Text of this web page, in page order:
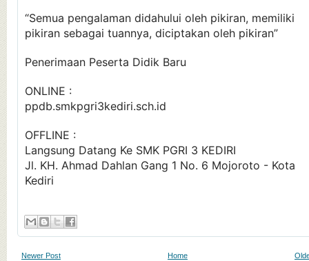
“Semua pengalaman didahului oleh pikiran, memiliki
pikiran sebagai tuannya, diciptakan oleh pikiran”
Penerimaan Peserta Didik Baru
ONLINE :
ppdb.smkpgri3kediri.sch.id
OFFLINE :
Langsung Datang Ke SMK PGRI 3 KEDIRI
Jl. KH. Ahmad Dahlan Gang 1 No. 6 Mojoroto - Kota
Kediri
Newer Post Home